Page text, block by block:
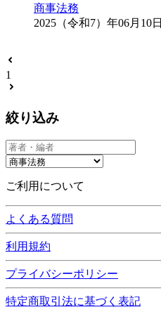
商事法務
2025（令和7）年06月10日
1
絞り込み
ご利用について
よくある質問
利用規約
プライバシーポリシー
特定商取引法に基づく表記